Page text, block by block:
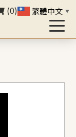
(0) 繁體中文 ▼